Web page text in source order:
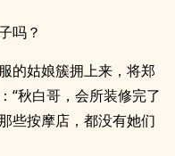
吗？
的姑娘簇拥上来，将郑
“秋白哥，会所装修完了
些按摩店，都没有她们